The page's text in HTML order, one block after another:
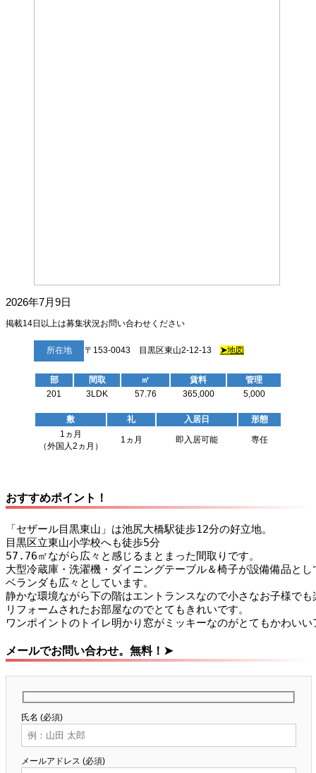
2026年7月9日
掲載14日以上は募集状況お問い合わせください
所在地 〒153-0043 目黒区東山2-12-13 ➤地図
部 間取 ㎡ 賃料
管理
201
3LDK 57.76 365,000 5,000
敷 礼 入居日
形態
1ヵ月
（外国人2ヵ月）
1ヵ月 即入居可能 専任
おすすめポイント！
「セザール目黒東山」は池尻大橋駅徒歩12分の好立地。
目黒区立東山小学校へも徒歩5分
57.76㎡ながら広々と感じるまとまった間取りです。
大型冷蔵庫・洗濯機・ダイニングテーブル＆椅子が設備備品と
ベランダも広々としています。
静かな環境ながら下の階はエントランスなので小さなお子様で
リフォームされたお部屋なのでとてもきれいです。
ワンポイントのトイレ明かり窓がミッキーなのがとてもかわい
メールでお問い合わせ。無料！➤
氏名 (必須)
メールアドレス (必須)